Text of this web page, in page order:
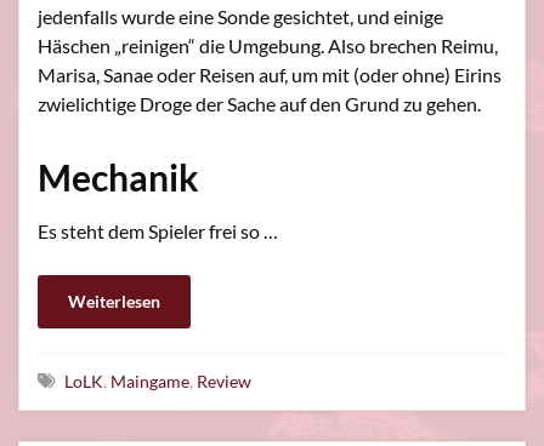
jedenfalls wurde eine Sonde gesichtet, und einige
Häschen „reinigen“ die Umgebung. Also brechen Reimu,
Marisa, Sanae oder Reisen auf, um mit (oder ohne) Eirins
zwielichtige Droge der Sache auf den Grund zu gehen.
Mechanik
Es steht dem Spieler frei so …
Weiterlesen
Schlagwörter
LoLK, Maingame, Review